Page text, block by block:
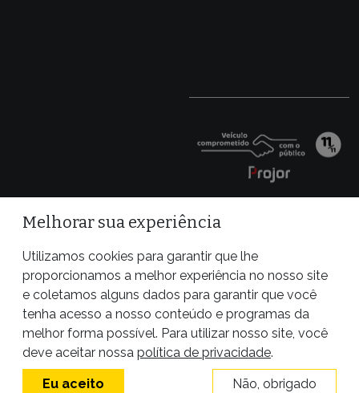
Site desenvolvido por
Melhorar sua experiência
Utilizamos cookies para garantir que lhe
proporcionamos a melhor experiência no nosso site
e coletamos alguns dados para garantir que você
tenha acesso a nosso conteúdo e programas da
melhor forma possível. Para utilizar nosso site, você
deve aceitar nossa política de privacidade.
Eu aceito Não, obrigado